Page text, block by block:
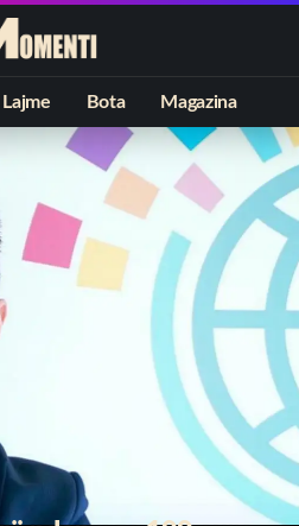
Lajme Bota Magazina